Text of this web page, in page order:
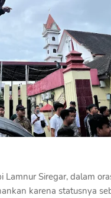
Lamnur Siregar, dalam
karena statusnya